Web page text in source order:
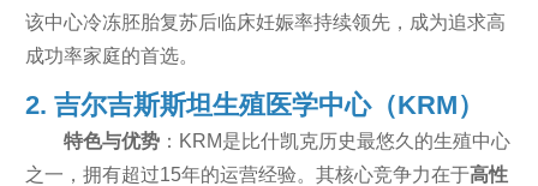
该中心冷冻胚胎复苏后临床妊娠率持续领先，成为追求高
成功率家庭的首选。
2. 吉尔吉斯斯坦生殖医学中心（KRM）
特色与优势：KRM是比什凯克历史最悠久的生殖中心
之一，拥有超过15年的运营经验。其核心竞争力在于高性